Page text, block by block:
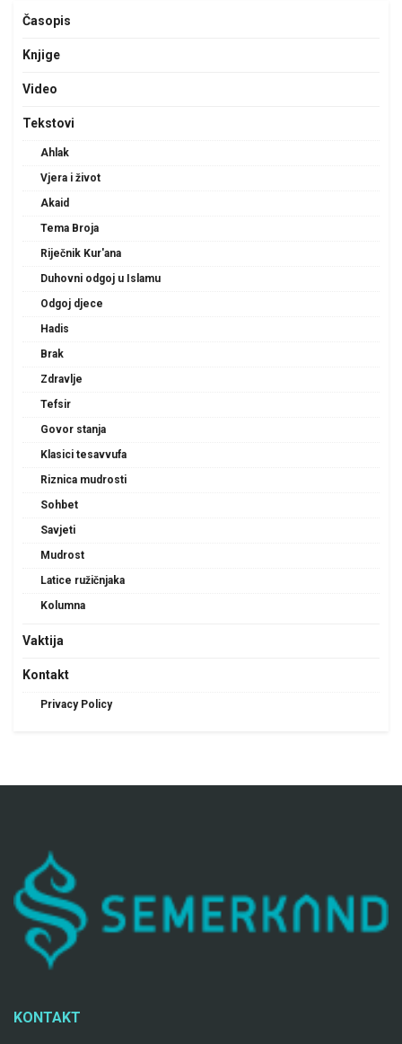
Časopis
Knjige
Video
Tekstovi
Ahlak
Vjera i život
Akaid
Tema Broja
Riječnik Kur'ana
Duhovni odgoj u Islamu
Odgoj djece
Hadis
Brak
Zdravlje
Tefsir
Govor stanja
Klasici tesavvufa
Riznica mudrosti
Sohbet
Savjeti
Mudrost
Latice ružičnjaka
Kolumna
Vaktija
Kontakt
Privacy Policy
KONTAKT